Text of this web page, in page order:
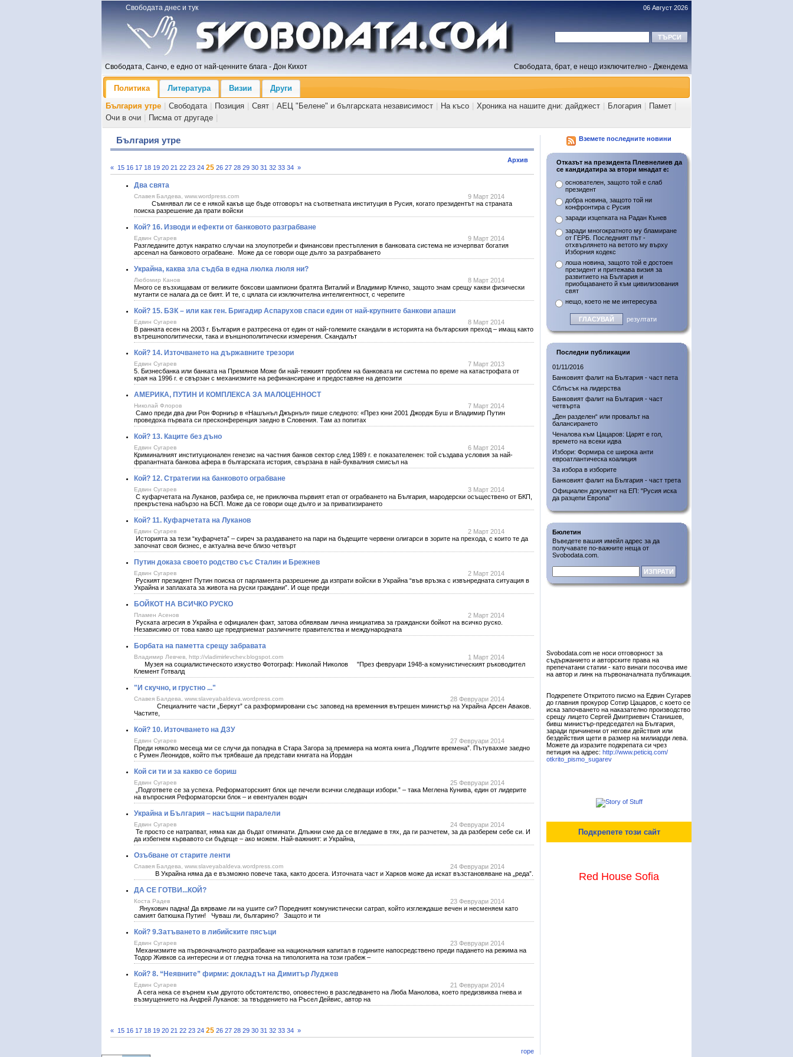
Свободата днес и тук 06 Август 2026
Свободата, Санчо, е едно от най-ценните блага - Дон Кихот Свободата, брат, е нещо изключително - Джендема
Политика Литература Визии
Други
България утре
Свободата Позиция Свят АЕЦ "Белене" и българската независимост На късо Хроника на нашите дни: дайджест Блогария Памет
Очи в очи
Писма от другаде
България утре
Архив
« 15 16 17 18 19 20 21 22 23 24 25 26 27 28 29 30 31 32 33 34 »
Два свята
Славея Балдева, www.wordpress.com
9 Март 2014
Съмнявал ли се е някой какъв ще бъде отговорът на съответната институция в Русия, когато президентът на страната
поиска разрешение да прати войски
Кой? 16. Изводи и ефекти от банковото разграбване
Едвин Сугарев
9 Март 2014
Разгледаните дотук накратко случаи на злоупотреби и финансови престъпления в банковата система не изчерпват богатия
арсенал на банковото ограбване. Може да се говори още дълго за разграбването
Украйна, каква зла съдба в една люлка люля ни?
Любомир Канов
8 Март 2014
Много се възхищавам от великите боксови шампиони братята Виталий и Владимир Кличко, защото знам срещу какви физически
мутанти се налага да се бият. И те, с цялата си изключителна интелигентност, с черепите
Кой? 15. БЗК – или как ген. Бригадир Аспарухов спаси един от най-крупните банкови апаши
Едвин Сугарев
8 Март 2014
В ранната есен на 2003 г. България е разтресена от един от най-големите скандали в историята на българския преход – имащ както
вътрешнополитически, така и външнополитически измерения. Скандалът
Кой? 14. Източването на държавните трезори
Eдвин Сугарев
7 Март 2013
5. Бизнесбанка или банката на Премянов Може би най-тежкият проблем на банковата ни система по време на катастрофата от
края на 1996 г. е свързан с механизмите на рефинансиране и предоставяне на депозити
АМЕРИКА, ПУТИН И КОМПЛЕКСА ЗА МАЛОЦЕННОСТ
Николай Флоров
7 Март 2014
Само преди два дни Рон Форниър в «Нашънъл Джърнъл» пише следното: «През юни 2001 Джордж Буш и Владимир Путин
проведоха първата си пресконференция заедно в Словения. Там аз попитах
Кой? 13. Каците без дъно
Едвин Сугарев
6 Март 2014
Криминалният институционален генезис на частния банков сектор след 1989 г. е показателенен: той създава условия за най-
фрапантната банкова афера в българската история, свързана в най-буквалния смисъл на
Кой? 12. Стратегии на банковото ограбване
Едвин Сугарев
3 Март 2014
С куфарчетата на Луканов, разбира се, не приключва първият етап от ограбването на България, мародерски осъществено от БКП,
прекръстена набързо на БСП. Може да се говори още дълго и за приватизирането
Кой? 11. Куфарчетата на Луканов
Едвин Сугарев
2 Март 2014
Историята за тези “куфарчета” – сиреч за раздаването на пари на бъдещите червени олигарси в зорите на прехода, с които те да
започнат своя бизнес, е актуална вече близо четвърт
Путин доказа своето родство със Сталин и Брежнев
Едвин Сугарев
2 Март 2014
Руският президент Путин поиска от парламента разрешение да изпрати войски в Украйна “във връзка с извънредната ситуация в
Украйна и заплахата за живота на руски граждани”. И още преди
БОЙКОТ НА ВСИЧКО РУСКО
Пламен Асенов
2 Март 2014
Руската агресия в Украйна е официален факт, затова обявявам лична инициатива за граждански бойкот на всичко руско.
Независимо от това какво ще предприемат различните правителства и международната
Борбата на паметта срещу забравата
Владимир Левчев, http://vladimirlevchev.blogspot.com
1 Март 2014
Музея на социалистическото изкуство Фотограф: Николай Николов "През февруари 1948-а комунистическият ръководител
Клемент Готвалд
"И скучно, и грустно ..."
Славея Балдева, www.slaveyabaldeva.wordpress.com
28 Февруари 2014
Специалните части „Беркут” са разформировани със заповед на временния вътрешен министър на Украйна Арсен Аваков.
Частите,
Кой? 10. Източването на ДЗУ
Едвин Сугарев
27 Февруари 2014
Преди няколко месеца ми се случи да попадна в Стара Загора за премиера на моята книга „Подлите времена”. Пътувахме заедно
с Румен Леонидов, който пък трябваше да представи книгата на Йордан
Кой си ти и за какво се бориш
Едвин Сугарев
25 Февруари 2014
„Подгответе се за успеха. Реформаторският блок ще печели всички следващи избори.” – така Меглена Кунива, един от лидерите
на въпросния Реформаторски блок – и евентуален водач
Украйна и България – насъщни паралели
Едвин Сугарев
24 Февруари 2014
Те просто се натрапват, няма как да бъдат отминати. Длъжни сме да се вгледаме в тях, да ги разчетем, за да разберем себе си. И
да избегнем кървавото си бъдеще – ако можем. Най-важният: и Украйна,
Озъбване от старите ленти
Славея Балдева, www.slaveyabaldeva.wordpress.com
24 Февруари 2014
В Украйна няма да е възможно повече така, както досега. Източната част и Харков може да искат възстановяване на „реда”.
ДА СЕ ГОТВИ...КОЙ?
Коста Радев
23 Февруари 2014
Янукович падна! Да вярваме ли на ушите си? Поредният комунистически сатрап, който изглеждаше вечен и несменяем като
самият батюшка Путин! Чуваш ли, българино? Защото и ти
Кой? 9.Затъването в либийските пясъци
Едвин Сугарев
23 Февруари 2014
Механизмите на първоначалното разграбване на националния капитал в годините напосредствено преди падането на режима на
Тодор Живков са интересни и от гледна точка на типологията на този грабеж –
Кой? 8. “Неявните” фирми: докладът на Димитър Луджев
Едвин Сугарев
21 Февруари 2014
А сега нека се върнем към другото обстоятелство, оповестено в разследването на Люба Манолова, което предизвиква гнева и
възмущението на Андрей Луканов: за твърдението на Ръсел Дейвис, автор на
« 15 16 17 18 19 20 21 22 23 24 25 26 27 28 29 30 31 32 33 34 »
горе
Вземете последните новини
Отказът на президента Плевнелиев да
се кандидатира за втори мнадат е:
основателен, защото той е слаб
президент
добра новина, защото той ни
конфронтира с Русия
заради изцепката на Радан Кънев
заради многократното му бламиране
от ГЕРБ. Последният път -
отхвърлянето на ветото му върху
Изборния кодекс
лоша новина, защото той е достоен
президент и притежава визия за
развитието на България и
приобщаването й към цивилизования
свят
нещо, което не ме интересува
резултати
Последни публикации
01/11/2016
Банковият фалит на България - част пета
Сблъсък на лидерства
Банковият фалит на България - част
четвърта
„Ден разделен“ или провалът на
балансирането
Ченалова към Цацаров: Царят е гол,
времето на всеки идва
Избори: Формира се широка анти
евроатлантическа коалиция
За избора в изборите
Банковият фалит на България - част трета
Официален документ на ЕП: "Русия иска
да разцепи Европа"
Бюлетин
Въведете вашия имейл адрес за да
получавате по-важните неща от
Svobodata.com.
Svobodata.com не носи отговорност за
съдържанието и авторските права на
препечатани статии - като винаги посочва име
на автор и линк на първоначалната публикация.
Подкрепете Откритото писмо на Едвин Сугарев
до главния прокурор Сотир Цацаров, с което се
иска започването на наказателно производство
срещу лицето Сергей Дмитриевич Станишев,
бивш министър-председател на България,
заради причинени от негови действия или
бездействия щети в размер на милиарди лева.
Можете да изразите подкрепата си чрез
петиция на адрес: http://www.peticiq.com/
otkrito_pismo_sugarev
Подкрепете този сайт
Red House Sofia